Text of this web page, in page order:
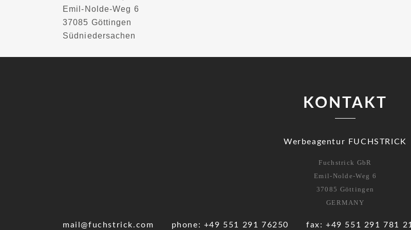
Emil-Nolde-Weg 6
37085 Göttingen
Südniedersachen
KONTAKT
Werbeagentur FUCHSTRICK
Fuchstrick GbR
Emil-Nolde-Weg 6
37085 Göttingen
GERMANY
mail@fuchstrick.com phone: +49 551 291 76250 fax: +49 551 291 781 21